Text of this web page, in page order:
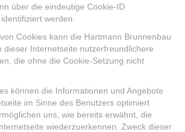
über die eindeutige Cookie-ID
werden.
Cookies kann die Hartmann Brunnenbau
dieser Internetseite nutzerfreundlichere
die ohne die Cookie-Setzung nicht
können die Informationen und Angebote
im Sinne des Benutzers optimiert
uns, wie bereits erwähnt, die
wiederzuerkennen. Zweck dieser